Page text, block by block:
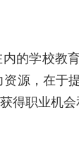
的学校教
源，在于
得职业机会